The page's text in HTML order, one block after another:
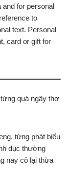
and for personal
to
text. Personal
card or gift for
quá ngây thơ
từng phát biểu
dục thường
nay cô lại thừa